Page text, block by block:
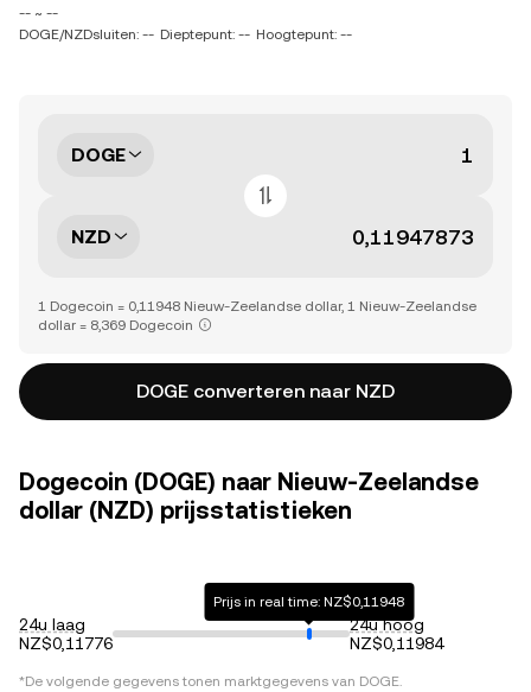
-- ~ --
DOGE/NZDsluiten: -- Dieptepunt: -- Hoogtepunt: --
DOGE
NZD
1 Dogecoin = 0,11948 Nieuw-Zeelandse dollar, 1 Nieuw-Zeelandse
dollar = 8,369 Dogecoin
DOGE converteren naar NZD
Dogecoin (DOGE) naar Nieuw-Zeelandse
dollar (NZD) prijsstatistieken
24u laag
NZ$0,11776
Prijs in real time: NZ$0,11948
24u hoog
NZ$0,11984
*De volgende gegevens tonen marktgegevens van DOGE.